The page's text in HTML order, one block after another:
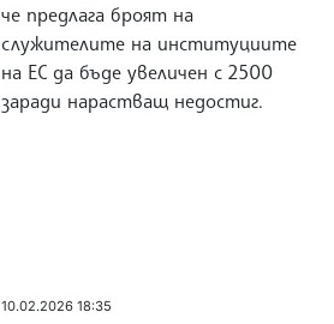
че предлага броят на
служителите на институциите
на ЕС да бъде увеличен с 2500
заради нарастващ недостиг.
10.02.2026 18:35